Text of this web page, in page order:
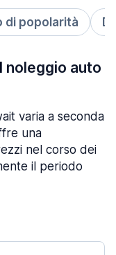
di popolarità
noleggio auto
varia a seconda
una
nel corso dei
il periodo